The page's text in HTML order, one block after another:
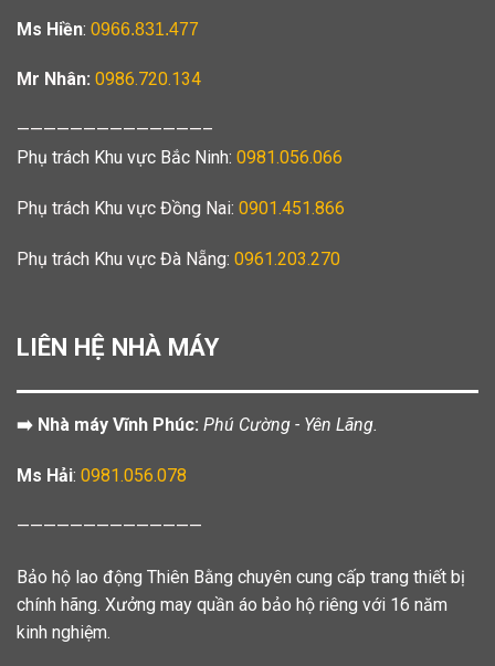
Ms Hiền: 0966.831.477
Mr Nhân: 0986.720.134
——————————————–
Phụ trách Khu vực Bắc Ninh: 0981.056.066
Phụ trách Khu vực Đồng Nai: 0901.451.866
Phụ trách Khu vực Đà Nẵng: 0961.203.270
LIÊN HỆ NHÀ MÁY
➡️ Nhà máy Vĩnh Phúc: Phú Cường - Yên Lãng.
Ms Hải: 0981.056.078
——————————————
Bảo hộ lao động Thiên Bằng chuyên cung cấp trang thiết bị
chính hãng. Xưởng may quần áo bảo hộ riêng với 16 năm
kinh nghiệm.